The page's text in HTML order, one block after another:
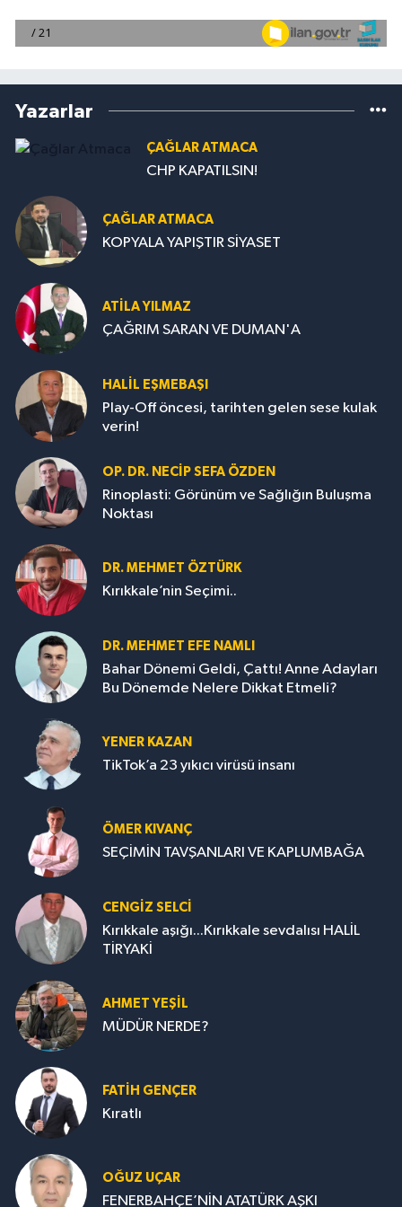
Yazarlar
ÇAĞLAR ATMACA
CHP KAPATILSIN!
ÇAĞLAR ATMACA
KOPYALA YAPIŞTIR SİYASET
ATILA YILMAZ
ÇAĞRIM SARAN VE DUMAN'A
HALIL EŞMEBAŞI
Play-Off öncesi, tarihten gelen sese kulak
verin!
OP. DR. NECIP SEFA ÖZDEN
Rinoplasti: Görünüm ve Sağlığın Buluşma
Noktası
DR. MEHMET ÖZTÜRK
Kırıkkale’nin Seçimi..
DR. MEHMET EFE NAMLI
Bahar Dönemi Geldi, Çattı! Anne Adayları
Bu Dönemde Nelere Dikkat Etmeli?
YENER KAZAN
TikTok’a 23 yıkıcı virüsü insanı
ÖMER KIVANÇ
SEÇİMİN TAVŞANLARI VE KAPLUMBAĞA
CENGİZ SELCİ
Kırıkkale aşığı...Kırıkkale sevdalısı HALİL
TİRYAKİ
AHMET YEŞİL
MÜDÜR NERDE?
FATIH GENÇER
Kıratlı
OĞUZ UÇAR
FENERBAHÇE’NİN ATATÜRK AŞKI